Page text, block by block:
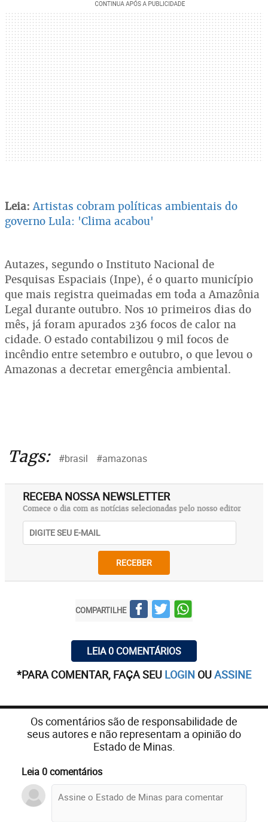
Leia:Artistas cobram políticas ambientais do
governo Lula: 'Clima acabou'
Autazes, segundo o Instituto Nacional de
Pesquisas Espaciais (Inpe), é o quarto município
que mais registra queimadas em toda a Amazônia
Legal durante outubro. Nos 10 primeiros dias do
mês, já foram apurados 236 focos de calor na
cidade. O estado contabilizou 9 mil focos de
incêndio entre setembro e outubro, o que levou o
Amazonas a decretar emergência ambiental.
Tags: #brasil #amazonas
RECEBA NOSSA NEWSLETTER
Comece o dia com as notícias selecionadas pelo nosso editor
RECEBER
COMPARTILHE
LEIA 0 COMENTÁRIOS
*PARA COMENTAR, FAÇA SEU LOGIN OUASSINE
Os comentários são de responsabilidade de
seus autores e não representam a opinião do
Estado de Minas.
Leia 0 comentários